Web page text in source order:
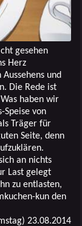
gesehen
Herz
und
Die Rede ist
haben wir
Speise von
Träger für
Seite, denn
an nichts
Last gelegt
zu entlasten,
kun den
23.08.2014